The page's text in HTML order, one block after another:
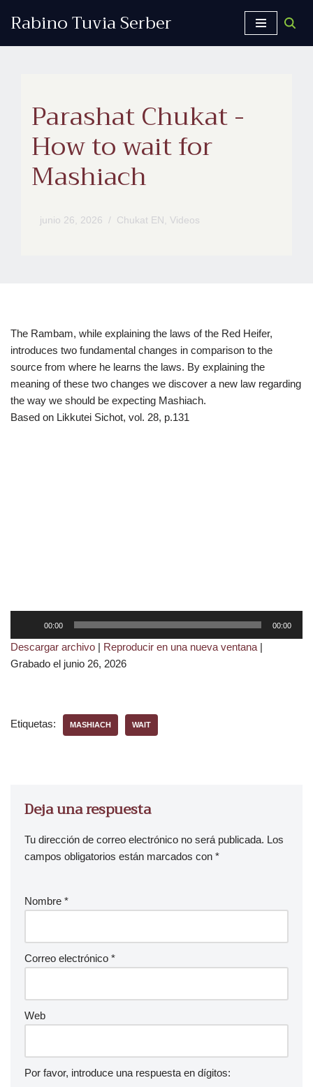
Rabino Tuvia Serber
Parashat Chukat -
How to wait for
Mashiach
junio 26, 2026 Chukat EN , Videos
The Rambam, while explaining the laws of the Red Heifer,
introduces two fundamental changes in comparison to the
source from where he learns the laws. By explaining the
meaning of these two changes we discover a new law regarding
the way we should be expecting Mashiach.
Based on Likkutei Sichot, vol. 28, p.131
p
r
u
00:00 00:00
Descargar archivo | Reproducir en una nueva ventana |
Grabado el junio 26, 2026
Etiquetas: MASHIACH WAIT
Deja una respuesta
Tu dirección de correo electrónico no será publicada. Los
campos obligatorios están marcados con *
Nombre *
Correo electrónico *
Web
Por favor, introduce una respuesta en dígitos: